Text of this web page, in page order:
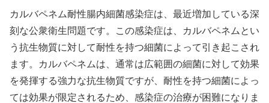
カルバペネム耐性腸内細菌感染症は、最近増加している深
刻な公衆衛生問題です。この感染症は、カルバペネムとい
う抗生物質に対して耐性を持つ細菌によって引き起こされ
ます。カルバペネムは、通常は広範囲の細菌に対して効果
を発揮する強力な抗生物質ですが、耐性を持つ細菌によっ
ては効果が限定されるため、感染症の治療が困難になりま